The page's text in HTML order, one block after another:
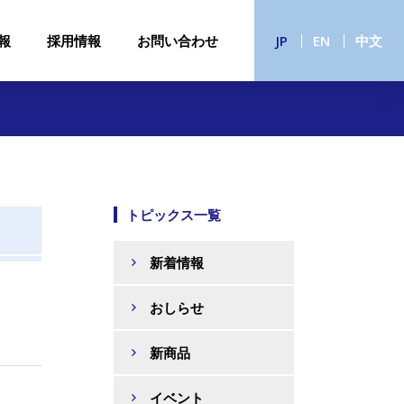
JP EN 中文
採用情報 お問い合わせ
トピックス一覧
新着情報
おしらせ
新商品
イベント